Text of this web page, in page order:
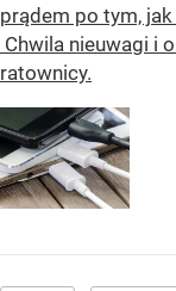
prądem po tym,
Chwila nieuwagi i
ratownicy.